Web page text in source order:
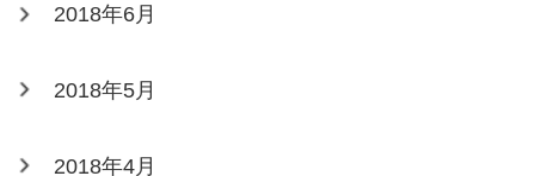
2018年6月
2018年5月
2018年4月